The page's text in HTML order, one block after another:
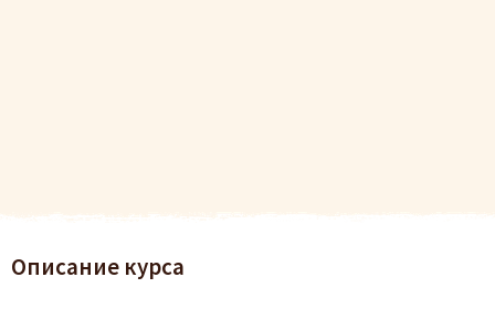
Описание курса